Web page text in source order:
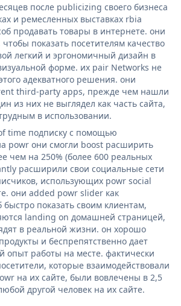
после publicizing своего бизнеса
и ремесленных выставках rbia
продавать товары в интернете. они
показать посетителям качество
легкий и эргономичный дизайн в
форме. их pair Networks не
адекватного решения. они
third-party apps, прежде чем нашли
из них не выглядел как часть сайта,
в использовании.
time подписку с помощью
powr они смогли boost расширить
чем на 250% (более 600 реальных
расширили свои социальные сети
использующих powr social
они added powr slider как
быстро показать своим клиентам,
landing on домашней страницей,
в реальной жизни. он хорошо
и беспрепятственно дает
опыт работы на месте. фактически
которые взаимодействовали
на их сайте, были вовлечены в 2,5
другой человек на их сайте.